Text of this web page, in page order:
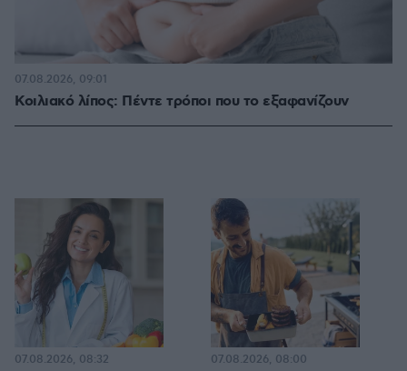
Κοιλιακό λίπος: Πέντε τρόποι που το εξαφανίζουν
07.08.2026, 09:01
07.08.2026, 08:32 07.08.2026, 08:00